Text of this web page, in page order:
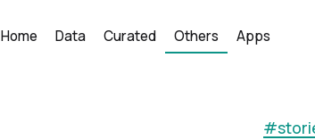
Home Data Curated Others Apps